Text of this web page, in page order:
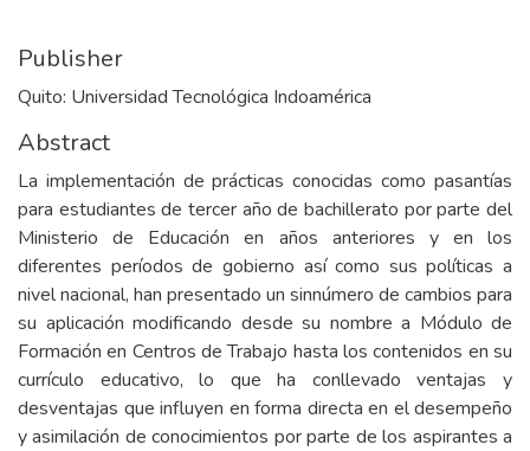
Publisher
Quito: Universidad Tecnológica Indoamérica
Abstract
La implementación de prácticas conocidas como pasantías
para estudiantes de tercer año de bachillerato por parte del
Ministerio de Educación en años anteriores y en los
diferentes períodos de gobierno así como sus políticas a
nivel nacional, han presentado un sinnúmero de cambios para
su aplicación modificando desde su nombre a Módulo de
Formación en Centros de Trabajo hasta los contenidos en su
currículo educativo, lo que ha conllevado ventajas y
desventajas que influyen en forma directa en el desempeño
y asimilación de conocimientos por parte de los aspirantes a